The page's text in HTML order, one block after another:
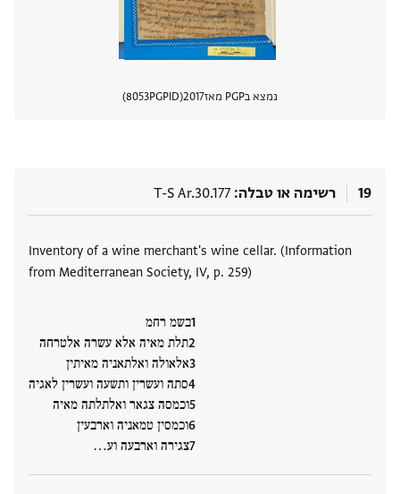
נמצא בPGP מאז 2017
PGPID
8053
19 רשימה או טבלה T-S Ar.30.177
Inventory of a wine merchant's wine cellar. (Information
from Mediterranean Society, IV, p. 259)
בשמ רחמ
תלת מאיה אלא עשרה אלטרחה
אלאולה ואלתאניה מאיתין
סתה ועשרין ותשעה ועשרין לאגיה
וכמסה צגאר ואלתלתה מאיה
וכמסין טמאניה וארבעין
צגירה וארבעה וע‮…